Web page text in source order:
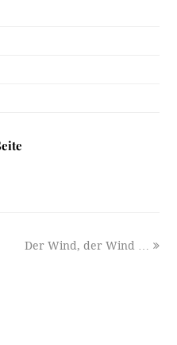
next
Der Wind, der Wind …